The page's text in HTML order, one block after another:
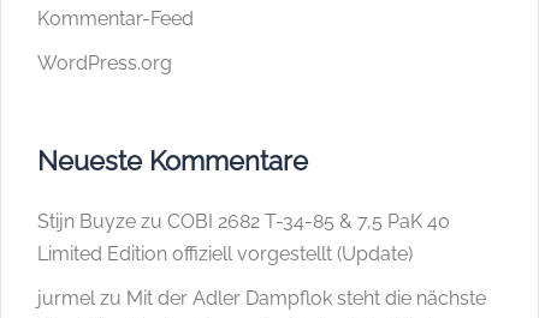
Kommentar-Feed
WordPress.org
Neueste Kommentare
Stijn Buyze zu COBI 2682 T-34-85 & 7,5 PaK 40
Limited Edition offiziell vorgestellt (Update)
jurmelzu Mit der Adler Dampflok steht die nächste